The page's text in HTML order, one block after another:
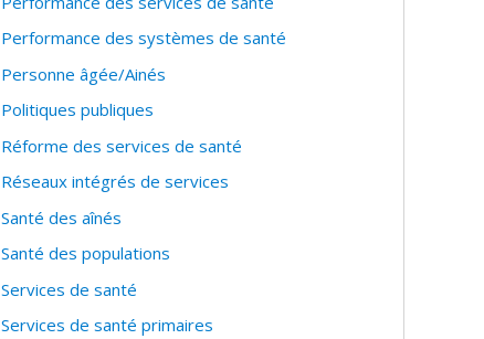
Performance des systèmes de santé
Personne âgée/Ainés
Politiques publiques
Réforme des services de santé
Réseaux intégrés de services
Santé des aînés
Santé des populations
Services de santé
Services de santé primaires